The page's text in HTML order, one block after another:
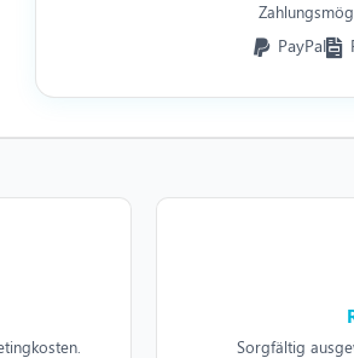
PayPal
Sorgfältig